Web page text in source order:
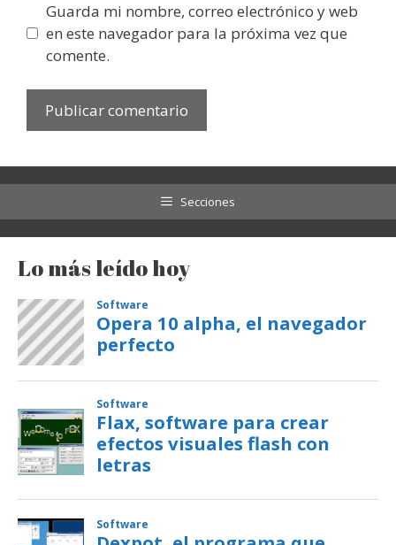
Guarda mi nombre, correo electrónico y web
en este navegador para la próxima vez que
comente.
Secciones
Lo más leído hoy